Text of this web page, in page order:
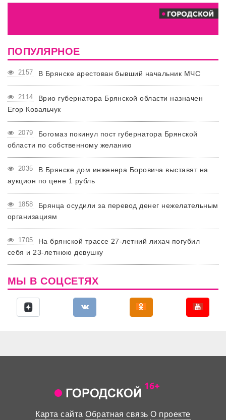
ПОПУЛЯРНОЕ
2157 В Брянске арестован бывший начальник МЧС
2114
Врио губернатора Брянской области назначен
Егор Ковальчук
2079
Богомаз покинул пост губернатора Брянской
области по собственному желанию
2035
В Брянске дом инженера Боровича выставят на
аукцион по цене 1 рубль
1858
Брянца осудили за перевод денег нежелательным
организациям
1705
На брянской трассе 27-летний лихач погубил
себя и 23-летнюю девушку
МЫ В СОЦСЕТЯХ
Карта сайта Обратная связь О проекте